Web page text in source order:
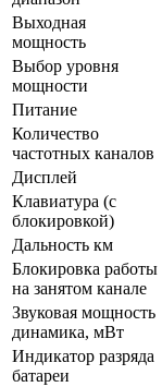
Выходная
мощность
Выбор уровня
мощности
Питание
Количество
частотных каналов
Дисплей
Клавиатура (с
блокировкой)
Дальность км
Блокировка работы
на занятом канале
Звуковая мощность
динамика, мВт
Индикатор разряда
батареи